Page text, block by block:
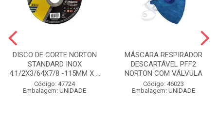
DISCO DE CORTE NORTON
STANDARD INOX
4.1/2X3/64X7/8 -115MM X ...
Código: 47724
Embalagem: UNIDADE
MÁSCARA RESPIRADOR
DESCARTÁVEL PFF2
NORTON COM VÁLVULA
Código: 46023
Embalagem: UNIDADE